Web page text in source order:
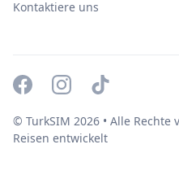
Kontaktiere uns
© TurkSIM 2026 • Alle
Reisen entwickelt